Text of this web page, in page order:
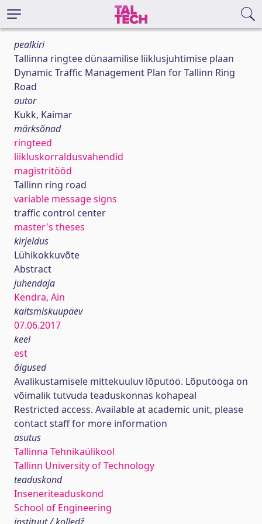
pealkiri
Tallinna ringtee dünaamilise liiklusjuhtimise plaan
Dynamic Traffic Management Plan for Tallinn Ring
Road
autor
Kukk, Kaimar
märksõnad
ringteed
liikluskorraldusvahendid
magistritööd
Tallinn ring road
variable message signs
traffic control center
master's theses
kirjeldus
Lühikokkuvõte
Abstract
juhendaja
Kendra, Ain
kaitsmiskuupäev
07.06.2017
keel
est
õigused
Avalikustamisele mittekuuluv lõputöö. Lõputööga on
võimalik tutvuda teaduskonnas kohapeal
Restricted access. Available at academic unit, please
contact staff for more information
asutus
Tallinna Tehnikaülikool
Tallinn University of Technology
teaduskond
Inseneriteaduskond
School of Engineering